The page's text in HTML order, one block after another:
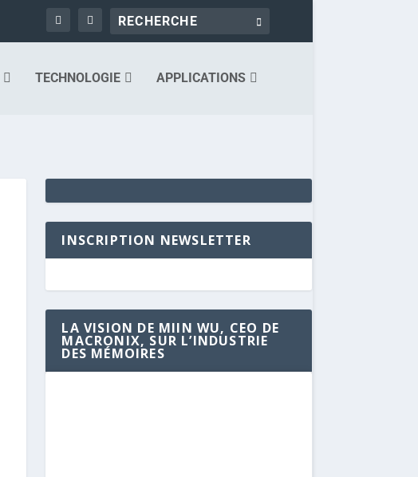
TECHNOLOGIE APPLICATIONS
INSCRIPTION NEWSLETTER
LA VISION DE MIIN WU, CEO DE
MACRONIX, SUR L’INDUSTRIE
DES MÉMOIRES